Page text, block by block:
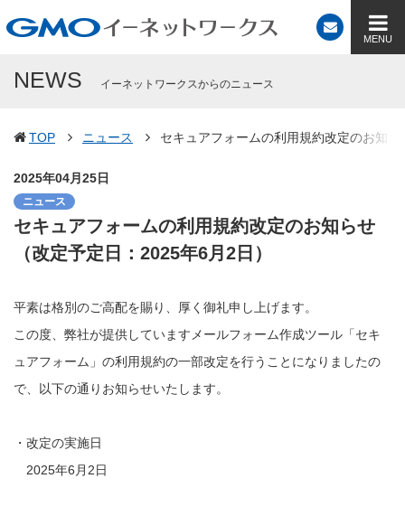
NEWS イーネットワークスからのニュース
TOP ニュース セキュアフォームの利用規約改定のお知
2025年04月25日
ニュース
セキュアフォームの利用規約改定のお知らせ
（改定予定日：2025年6月2日）
平素は格別のご高配を賜り、厚く御礼申し上げます。
この度、弊社が提供していますメールフォーム作成ツール「セキ
ュアフォーム」の利用規約の一部改定を行うことになりましたの
で、以下の通りお知らせいたします。
・改定の実施日
2025年6月2日